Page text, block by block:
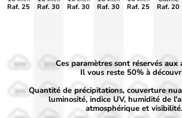
Raf. 25 Raf. 30 Raf. 30 Raf. 30 Raf. 25 Raf. 20
50%
30%
50%
30%
50%
30%
50%
30%
50%
30%
50%
30%
Ces paramètres sont réservés aux
Il vous reste 50% à
Quantité de précipitations, couverture
luminosité, indice UV, humidité de
atmosphérique et visibilité.